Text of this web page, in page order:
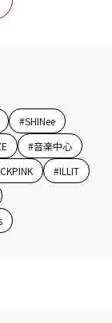
#SHINee
#音楽中心
#ILLIT